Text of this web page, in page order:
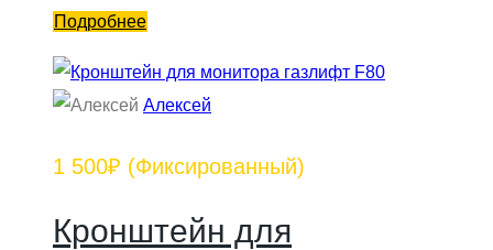
Подробнее
Алексей
1 500₽ (Фиксированный)
Кронштейн для